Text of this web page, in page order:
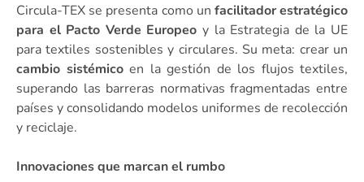
Circula-TEX se presenta como un facilitador estratégico
para el Pacto Verde Europeo y la Estrategia de la UE
para textiles sostenibles y circulares. Su meta: crear un
cambio sistémicoen la gestión de los flujos textiles,
superando las barreras normativas fragmentadas entre
países y consolidando modelos uniformes de recolección
y reciclaje.
Innovaciones que marcan el rumbo